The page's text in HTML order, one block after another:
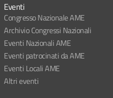
Eventi
Congresso Nazionale AME
Archivio Congressi Nazionali
Eventi Nazionali AME
Eventi patrocinati da AME
Eventi Locali AME
Altri eventi